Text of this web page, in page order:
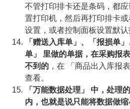
不管打印排卡还是条码，都
置打印机，然后再打印排卡
设置，或者控制面板设置默认
「赠送入库单」、「报损单
单」 里做的单据，在采购报
不到的 ，在 「商品出入库报
查看。
「万能数据处理」 中，处理
内，也就是说只能将数据做